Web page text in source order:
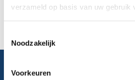
verzameld op basis van uw gebruik
Noodzakelijk
Voorkeuren